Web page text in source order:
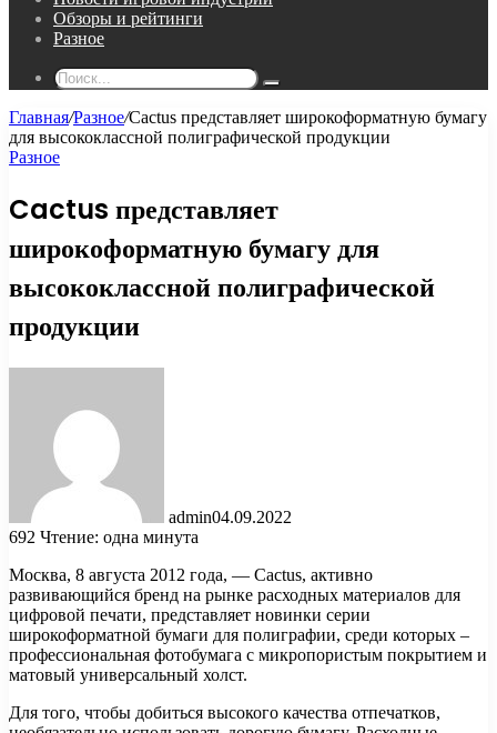
Обзоры и рейтинги
Разное
Поиск...
Главная/Разное/Cactus представляет широкоформатную бумагу
для высококлассной полиграфической продукции
Разное
Cactus представляет
широкоформатную бумагу для
высококлассной полиграфической
продукции
admin04.09.2022
692 Чтение: одна минута
Москва, 8 августа 2012 года, — Cactus, активно
развивающийся бренд на рынке расходных материалов для
цифровой печати, представляет новинки серии
широкоформатной бумаги для полиграфии, среди которых –
профессиональная фотобумага с микропористым покрытием и
матовый универсальный холст.
Для того, чтобы добиться высокого качества отпечатков,